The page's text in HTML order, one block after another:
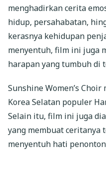
menghadirkan cerita
hidup, persahabatan,
kerasnya kehidupan
menyentuh, film ini juga
harapan yang tumbuh di
Sunshine Women’s
Korea Selatan populer
Selain itu, film ini juga
yang membuat ceritanya
menyentuh hati